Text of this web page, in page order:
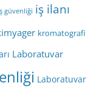
güvenliği iş ilanı
kromatografi
Laboratuvar
Laboratuvar